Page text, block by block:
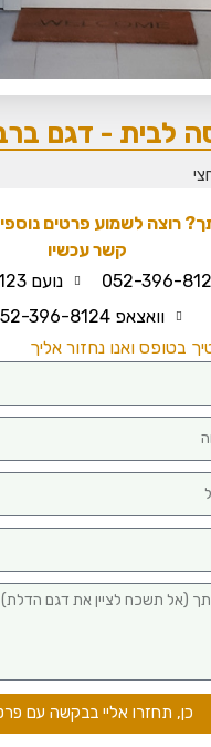
- דגם
רוצה לשמוע פרטים נוספים?
קשר עכשיו
נועם 052-396-8123
וואצאפ 052-396-8124
ואנו נחזור אליך
כן, תחזרו אליי בבקשה עם פרטים